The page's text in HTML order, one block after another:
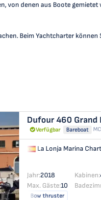
von denen aus Boote
Beim Yachtcharter
Dufour 460 Grand
Verfügbar Bareboat
La Lonja Marina
Jahr:2018 Kabinen:
Max. Gäste:10
Bow thruster